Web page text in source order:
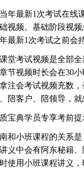
年最新1次考试在线
视频。基础阶段视
最新1次考试之前会
堂考试视频是全部
节视频时长会在30
注会考试视频充数
陪客户、陪领导，
宝典学员专享考前
和小班课程的关系
义中会有阿东秘籍
使用小班课程讲义